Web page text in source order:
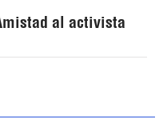
al activista